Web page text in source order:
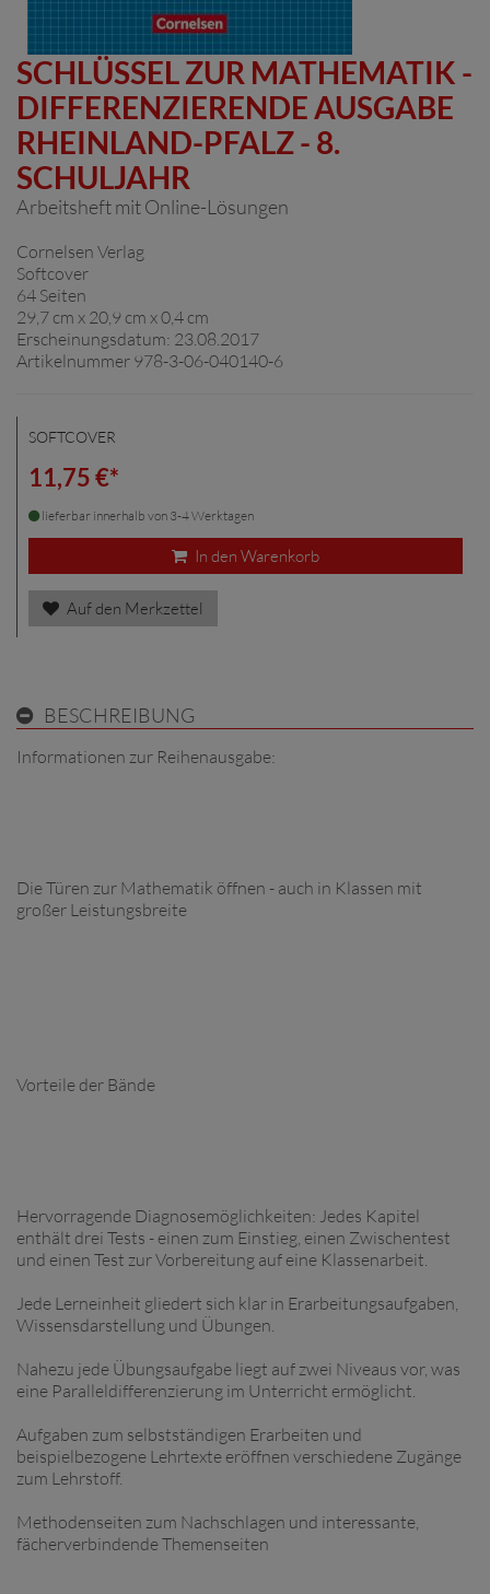
SCHLÜSSEL ZUR MATHEMATIK -
DIFFERENZIERENDE AUSGABE
RHEINLAND-PFALZ - 8.
SCHULJAHR
Arbeitsheft mit Online-Lösungen
Cornelsen Verlag
Softcover
64 Seiten
29,7 cm x 20,9 cm x 0,4 cm
Erscheinungsdatum: 23.08.2017
Artikelnummer 978-3-06-040140-6
SOFTCOVER
11,75 €*
lieferbar innerhalb von 3-4 Werktagen
In den Warenkorb
Auf den Merkzettel
BESCHREIBUNG
Informationen zur Reihenausgabe:
Die Türen zur Mathematik öffnen - auch in Klassen mit
großer Leistungsbreite
Vorteile der Bände
Hervorragende Diagnosemöglichkeiten: Jedes Kapitel
enthält drei Tests - einen zum Einstieg, einen Zwischentest
und einen Test zur Vorbereitung auf eine Klassenarbeit.
Jede Lerneinheit gliedert sich klar in Erarbeitungsaufgaben,
Wissensdarstellung und Übungen.
Nahezu jede Übungsaufgabe liegt auf zwei Niveaus vor, was
eine Paralleldifferenzierung im Unterricht ermöglicht.
Aufgaben zum selbstständigen Erarbeiten und
beispielbezogene Lehrtexte eröffnen verschiedene Zugänge
zum Lehrstoff.
Methodenseiten zum Nachschlagen und interessante,
fächerverbindende Themenseiten